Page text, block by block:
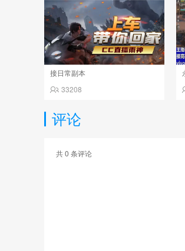
接日常副本
33208
评论
共0 条评论